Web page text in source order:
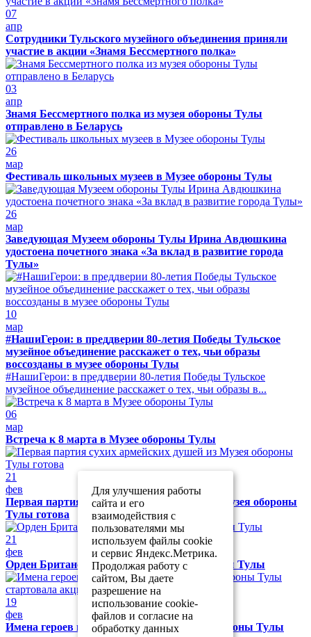
07
апр
Сотрудники Тульского музейного объединения приняли
участие в акции «Знамя Бессмертного полка»
03
апр
Знамя Бессмертного полка из музея обороны Тулы
отправлено в Беларусь
26
мар
Фестиваль школьных музеев в Музее обороны Тулы
26
мар
Заведующая Музеем обороны Тулы Ирина Авдюшкина
удостоена почетного знака «За вклад в развитие города
Тулы»
10
мар
#НашиГерои: в преддверии 80-летия Победы Тульское
музейное объединение расскажет о тех, чьи образы
воссозданы в музее обороны Тулы
#НашиГерои: в преддверии 80-летия Победы Тульское
музейное объединение расскажет о тех, чьи образы в...
06
мар
Встреча к 8 марта в Музее обороны Тулы
21
фев
Первая партия сухих армейских душей из Музея обороны
Тулы готова
21
фев
Орден Британской империи в Музее обороны Тулы
19
фев
Имена героев на одном полотне: в музее обороны Тулы
Для улучшения работы
сайта и его
взаимодействия с
пользователями мы
используем файлы cookie
и сервис Яндекс.Метрика.
Продолжая работу с
сайтом, Вы даете
разрешение на
использование cookie-
файлов и согласие на
обработку данных